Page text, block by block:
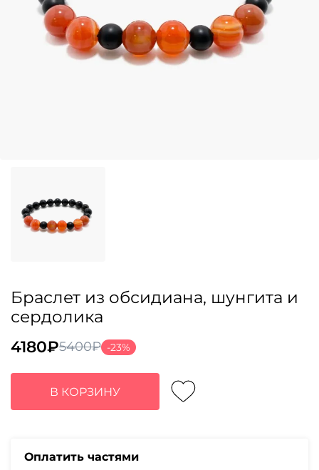
Браслет из обсидиана, шунгита и
сердолика
5400₽
Первоначальная
цена
составляла
5400₽.
4180₽
Текущая
цена:
4180₽.
-23%
В КОРЗИНУ
Оплатить частями